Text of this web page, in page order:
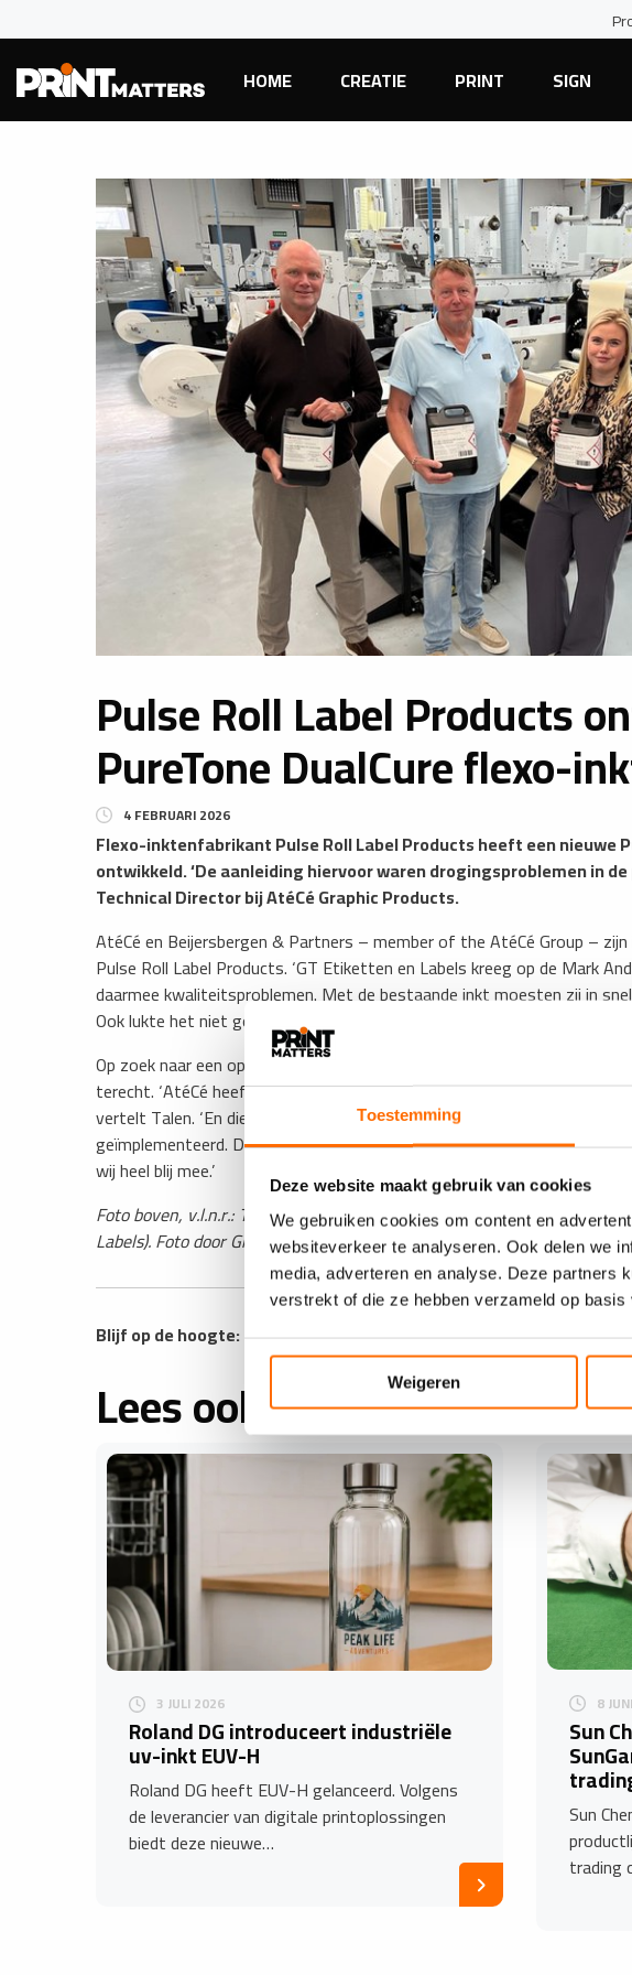
Toestemming
Deze website maakt gebruik van cookies
We gebruiken cookies om content en
websiteverkeer te analyseren. Ook delen we
media, adverteren en analyse. Deze partners
verstrekt of die ze hebben verzameld op
Weigeren
HOME CREATIE PRINT SIGN
Pulse Roll Label Products
PureTone DualCure flexo-
4 FEBRUARI 2026
​Flexo-inktenfabrikant Pulse Roll Label Products heeft een nieuwe
ontwikkeld. ‘De aanleiding hiervoor waren drogingsproblemen in
Technical Director bij AtéCé Graphic Products.
AtéCé en Beijersbergen & Partners – member of the AtéCé Group – zijn
Pulse Roll Label Products. ‘GT Etiketten en Labels kreeg op de Mark
daarmee kwaliteitsproblemen. Met de bestaande inkt moesten zij in
Ook lukte het niet goed meer om ISO-gecertificeerd te drukken.’
Op zoek naar een oplossing kwam Gert Talen, directeur van GT Etiketten
terecht. ‘AtéCé heeft onze problemen gedeeld met Pulse en samen zijn
vertelt Talen. ‘En die hebben zij gevonden. Pulse heeft een geheel
geïmplementeerd. Daarmee is ons drogingsprobleem opgelost, kunnen
wij heel blij mee.’
Foto boven, v.l.n.r.: Tommy Kerssens (AtéCé), Gert Talen en dochter
Labels). Foto door Giuseppe Toppers / Danto.
Blijf op de hoogte: ontvang wekelijks dePRINTmatters nieuwsbrief
Lees ook
3 JULI 2026
Roland DG introduceert industriële
uv-inkt EUV-H
Roland DG heeft EUV-H gelanceerd. Volgens
de leverancier van digitale printoplossingen
biedt deze nieuwe…
8
Sun
Sun
trading